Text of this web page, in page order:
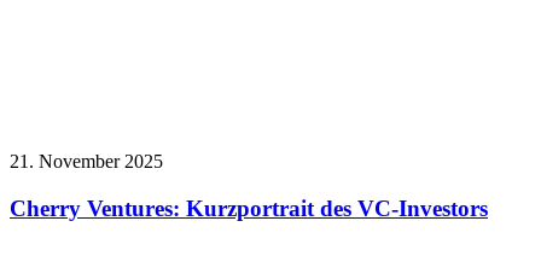
21. November 2025
Cherry Ventures: Kurzportrait des VC-Investors